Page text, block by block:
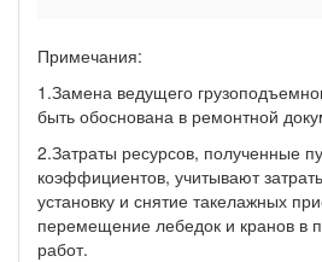
Примечания:
1.Замена ведущего
быть обоснована в ремонтной
2.Затраты ресурсов, полученные
коэффициентов, учитывают
установку и снятие такелажных
перемещение лебедок и кранов в
работ.